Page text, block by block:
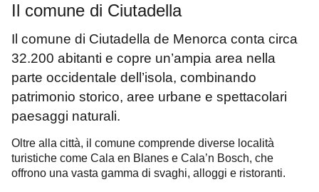
Il comune di Ciutadella
Il comune di Ciutadella de Menorca conta circa
32.200 abitanti e copre un’ampia area nella
parte occidentale dell’isola, combinando
patrimonio storico, aree urbane e spettacolari
paesaggi naturali.
Oltre alla città, il comune comprende diverse località
turistiche come Cala en Blanes e Cala’n Bosch, che
offrono una vasta gamma di svaghi, alloggi e ristoranti.